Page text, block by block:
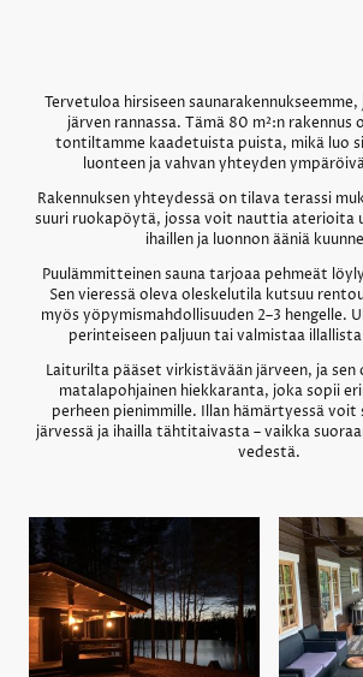
Tervetuloa hirsiseen
järven rannassa. Tämä 80 m²:n
tontiltamme kaadetuista puista, mikä luo
luonteen ja vahvan yhteyden
Rakennuksen yhteydessä on tilava terassi
suuri ruokapöytä, jossa voit nauttia aterioita
ihaillen ja luonnon ääniä
Puulämmitteinen sauna tarjoaa pehmeät
Sen vieressä oleva oleskelutila kutsuu
myös yöpymismahdollisuuden 2–3 hengelle.
perinteiseen paljuun tai valmistaa
Laiturilta pääset virkistävään järveen, ja sen
matalapohjainen hiekkaranta, joka sopii
perheen pienimmille. Illan hämärtyessä
järvessä ja ihailla tähtitaivasta – vaikka
vedestä.